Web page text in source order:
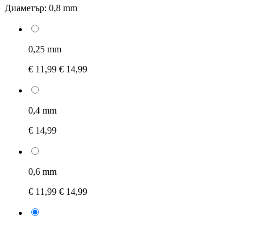
Диаметър: 0,8 mm
0,25 mm
€ 11,99 € 14,99
0,4 mm
€ 14,99
0,6 mm
€ 11,99 € 14,99